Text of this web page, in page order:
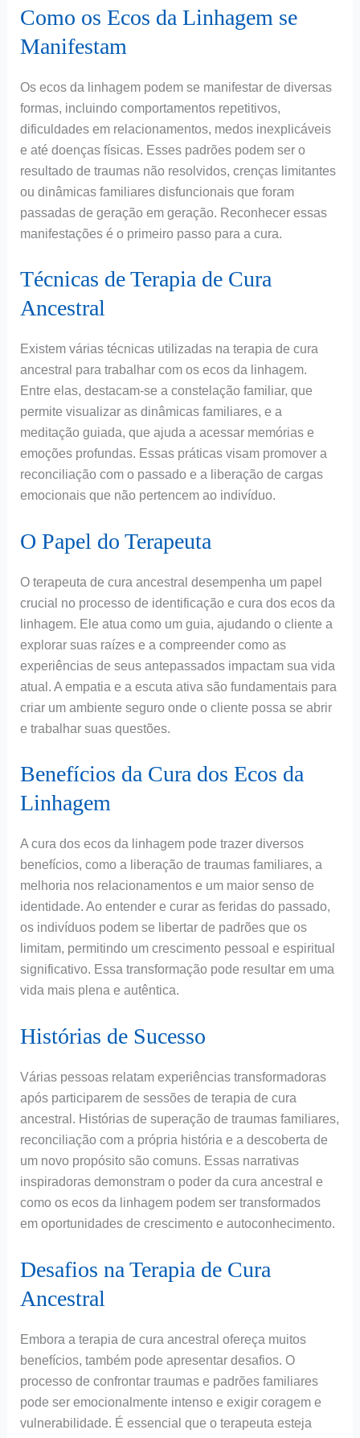
Como os Ecos da Linhagem se
Manifestam
Os ecos da linhagem podem se manifestar de diversas
formas, incluindo comportamentos repetitivos,
dificuldades em relacionamentos, medos inexplicáveis
e até doenças físicas. Esses padrões podem ser o
resultado de traumas não resolvidos, crenças limitantes
ou dinâmicas familiares disfuncionais que foram
passadas de geração em geração. Reconhecer essas
manifestações é o primeiro passo para a cura.
Técnicas de Terapia de Cura
Ancestral
Existem várias técnicas utilizadas na terapia de cura
ancestral para trabalhar com os ecos da linhagem.
Entre elas, destacam-se a constelação familiar, que
permite visualizar as dinâmicas familiares, e a
meditação guiada, que ajuda a acessar memórias e
emoções profundas. Essas práticas visam promover a
reconciliação com o passado e a liberação de cargas
emocionais que não pertencem ao indivíduo.
O Papel do Terapeuta
O terapeuta de cura ancestral desempenha um papel
crucial no processo de identificação e cura dos ecos da
linhagem. Ele atua como um guia, ajudando o cliente a
explorar suas raízes e a compreender como as
experiências de seus antepassados impactam sua vida
atual. A empatia e a escuta ativa são fundamentais para
criar um ambiente seguro onde o cliente possa se abrir
e trabalhar suas questões.
Benefícios da Cura dos Ecos da
Linhagem
A cura dos ecos da linhagem pode trazer diversos
benefícios, como a liberação de traumas familiares, a
melhoria nos relacionamentos e um maior senso de
identidade. Ao entender e curar as feridas do passado,
os indivíduos podem se libertar de padrões que os
limitam, permitindo um crescimento pessoal e espiritual
significativo. Essa transformação pode resultar em uma
vida mais plena e autêntica.
Histórias de Sucesso
Várias pessoas relatam experiências transformadoras
após participarem de sessões de terapia de cura
ancestral. Histórias de superação de traumas familiares,
reconciliação com a própria história e a descoberta de
um novo propósito são comuns. Essas narrativas
inspiradoras demonstram o poder da cura ancestral e
como os ecos da linhagem podem ser transformados
em oportunidades de crescimento e autoconhecimento.
Desafios na Terapia de Cura
Ancestral
Embora a terapia de cura ancestral ofereça muitos
benefícios, também pode apresentar desafios. O
processo de confrontar traumas e padrões familiares
pode ser emocionalmente intenso e exigir coragem e
vulnerabilidade. É essencial que o terapeuta esteja